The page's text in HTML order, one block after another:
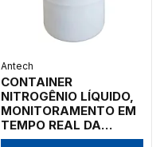
Antech
CONTAINER
NITROGÊNIO LÍQUIDO,
MONITORAMENTO EM
TEMPO REAL DA
TEMPERATURA E DO